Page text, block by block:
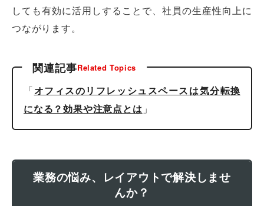
しても有効に活用しすることで、社員の生産性向上に
つながります。
関連記事Related Topics
「 オフィスのリフレッシュスペースは気分転換
になる？効果や注意点とは 」
業務の悩み、レイアウトで解決しませ
んか？